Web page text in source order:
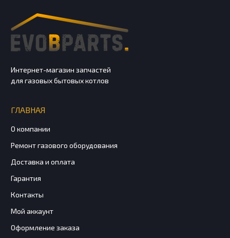
Интернет-магазин запчастей
для газовых бытовых котлов
ГЛАВНАЯ
О компании
Ремонт газового оборудования
Доставка и оплата
Гарантия
Контакты
Мой аккаунт
Оформление заказа